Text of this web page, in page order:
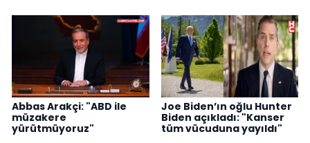
Abbas Arakçi: "ABD ile
müzakere
yürütmüyoruz"
Joe Biden’ın oğlu Hunter
Biden açıkladı: "Kanser
tüm vücuduna yayıldı"